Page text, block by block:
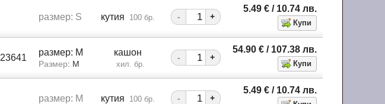
размер: S кутия 100 бр. - +
5.49€ / 10.74лв.
23641 размер: M
Размер: M
кашон
хил. бр.
- +
54.90€ / 107.38лв.
размер: M кутия 100 бр. - +
5.49€ / 10.74лв.